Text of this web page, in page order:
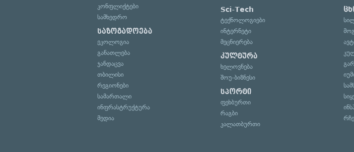
კონფლიქტები
სამხედრო
საზოგადოება
ეკოლოგია
განათლება
ჯანდაცვა
თბილისი
რეგიონები
სამართალი
ინფრასტრუქტურა
მედია
Sci-Tech
ტექნოლოგიები
ინტერნეტი
მეცნიერება
კულტურა
ხელოვნება
შოუ-ბიზნესი
სპორტი
ფეხბურთი
რაგბი
კალათბურთი